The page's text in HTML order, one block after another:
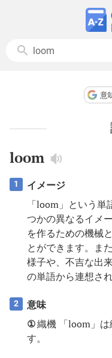
意
loom
1
イメージ
「loom」という単
つかの異なるイメ
を作るための機械
とができます。ま
様子や、不吉な出
の単語から連想され
2
意味
①織機 「loom」は
す。